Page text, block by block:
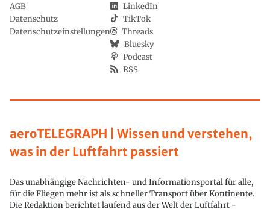
aeroTELEGRAPH | Wissen und verstehen,
was in der Luftfahrt passiert
Das unabhängige Nachrichten- und Informationsportal für alle,
für die Fliegen mehr ist als schneller Transport über Kontinente.
Die Redaktion berichtet laufend aus der Welt der Luftfahrt -
AGB
Datenschutz
Datenschutzeinstellungen
LinkedIn
TikTok
Threads
Bluesky
Podcast
RSS